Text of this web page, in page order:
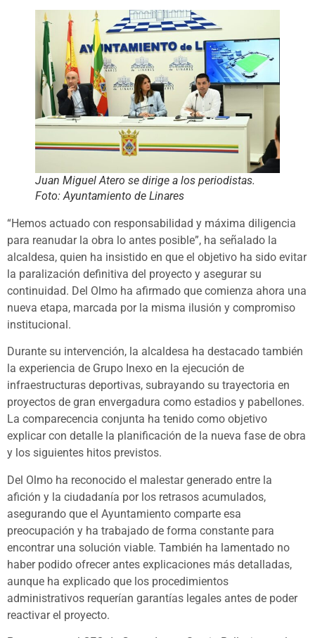
Juan Miguel Atero se dirige a los periodistas.
Foto: Ayuntamiento de Linares
“Hemos actuado con responsabilidad y máxima diligencia
para reanudar la obra lo antes posible”, ha señalado la
alcaldesa, quien ha insistido en que el objetivo ha sido evitar
la paralización definitiva del proyecto y asegurar su
continuidad. Del Olmo ha afirmado que comienza ahora una
nueva etapa, marcada por la misma ilusión y compromiso
institucional.
Durante su intervención, la alcaldesa ha destacado también
la experiencia de Grupo Inexo en la ejecución de
infraestructuras deportivas, subrayando su trayectoria en
proyectos de gran envergadura como estadios y pabellones.
La comparecencia conjunta ha tenido como objetivo
explicar con detalle la planificación de la nueva fase de obra
y los siguientes hitos previstos.
Del Olmo ha reconocido el malestar generado entre la
afición y la ciudadanía por los retrasos acumulados,
asegurando que el Ayuntamiento comparte esa
preocupación y ha trabajado de forma constante para
encontrar una solución viable. También ha lamentado no
haber podido ofrecer antes explicaciones más detalladas,
aunque ha explicado que los procedimientos
administrativos requerían garantías legales antes de poder
reactivar el proyecto.